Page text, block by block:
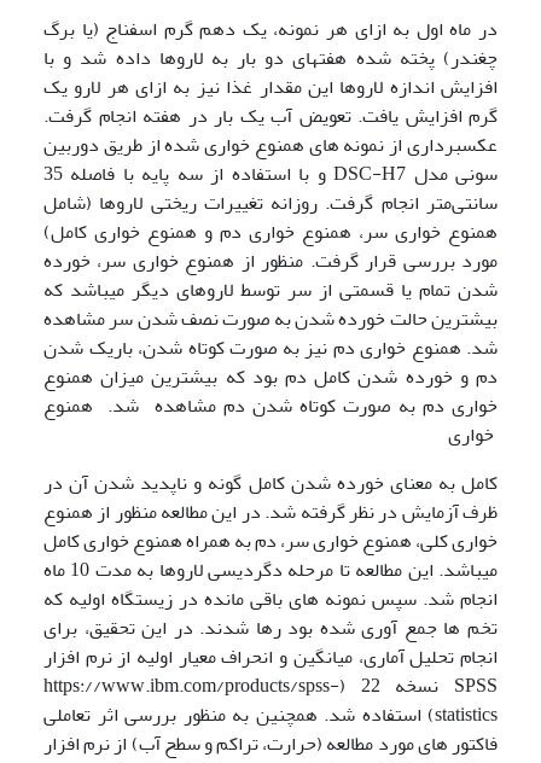
در ماه اول به ازای هر نمونه، یک دهم گرم اسفناج (یا برگ
چغندر) پخته شده هفته­ای دو بار به لاروها داده شد و با
افزایش اندازه لاروها این مقدار غذا نیز به ازای هر لارو یک
گرم افزایش یافت. تعویض آب یک بار در هفته انجام گرفت.
عکسبرداری از نمونه های همنوع خواری شده از طریق دوربین
سونی مدل DSC-H7 و با استفاده از سه پایه با فاصله 35
سانتی‌متر انجام گرفت. روزانه تغییرات ریختی لاروها (شامل
همنوع خواری سر، همنوع خواری دم و همنوع خواری کامل)
مورد بررسی قرار گرفت. منظور از همنوع خواری سر، خورده
شدن تمام یا قسمتی از سر توسط لاروهای دیگر می­باشد که
بیشترین حالت خورده شدن به صورت نصف شدن سر مشاهده
شد. همنوع خواری دم نیز به صورت کوتاه شدن، باریک شدن
دم و خورده شدن کامل دم بود که بیشترین میزان همنوع
خواری دم به صورت کوتاه شدن دم مشاهده شد. همنوع
خواری
کامل به معنای خورده شدن کامل گونه و ناپدید شدن آن در
ظرف آزمایش در نظر گرفته شد. در این مطالعه منظور از همنوع
خواری کلی، همنوع خواری سر، دم به همراه همنوع خواری کامل
می­باشد. این مطالعه تا مرحله دگردیسی لاروها به مدت 10 ماه
انجام شد. سپس نمونه های باقی مانده در زیستگاه اولیه که
تخم ها جمع آوری شده بود رها شدند. در این تحقیق، برای
انجام تحلیل آماری، میانگین و انحراف معیار اولیه از نرم افزار
SPSS نسخه 22 (https://www.ibm.com/products/spss-
statistics) استفاده شد. همچنین به منظور بررسی اثر تعاملی
فاکتور های مورد مطالعه (حرارت، تراکم و سطح آب) از نرم افزار